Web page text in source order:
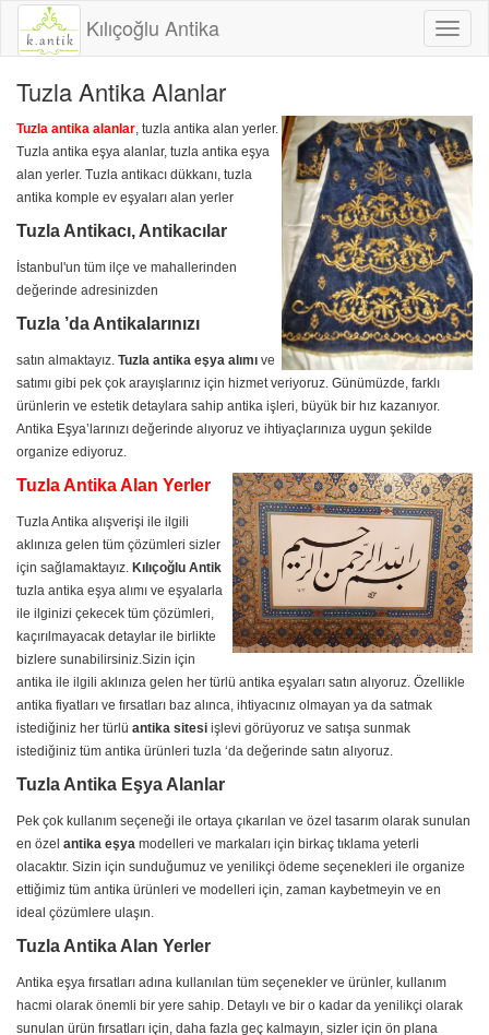
Kılıçoğlu Antika
Tuzla Antika Alanlar
Tuzla antika alanlar, tuzla antika alan yerler.
Tuzla antika eşya alanlar, tuzla antika eşya
alan yerler. Tuzla antikacı dükkanı, tuzla
antika komple ev eşyaları alan yerler
Tuzla Antikacı, Antikacılar
İstanbul'un tüm ilçe ve mahallerinden
değerinde adresinizden
Tuzla ’da Antikalarınızı
satın almaktayız. Tuzla antika eşya alımı ve
satımı gibi pek çok arayışlarınız için hizmet veriyoruz. Günümüzde, farklı
ürünlerin ve estetik detaylara sahip antika işleri, büyük bir hız kazanıyor.
Antika Eşya’larınızı değerinde alıyoruz ve ihtiyaçlarınıza uygun şekilde
organize ediyoruz.
Tuzla Antika Alan Yerler
Tuzla Antika alışverişi ile ilgili
aklınıza gelen tüm çözümleri sizler
için sağlamaktayız. Kılıçoğlu Antik
tuzla antika eşya alımı ve eşyalarla
ile ilginizi çekecek tüm çözümleri,
kaçırılmayacak detaylar ile birlikte
bizlere sunabilirsiniz.Sizin için
antika ile ilgili aklınıza gelen her türlü antika eşyaları satın alıyoruz. Özellikle
antika fiyatları ve fırsatları baz alınca, ihtiyacınız olmayan ya da satmak
istediğiniz her türlü antika sitesi işlevi görüyoruz ve satışa sunmak
istediğiniz tüm antika ürünleri tuzla ‘da değerinde satın alıyoruz.
Tuzla Antika Eşya Alanlar
Pek çok kullanım seçeneği ile ortaya çıkarılan ve özel tasarım olarak sunulan
en özel antika eşya modelleri ve markaları için birkaç tıklama yeterli
olacaktır. Sizin için sunduğumuz ve yenilikçi ödeme seçenekleri ile organize
ettiğimiz tüm antika ürünleri ve modelleri için, zaman kaybetmeyin ve en
ideal çözümlere ulaşın.
Tuzla Antika Alan Yerler
Antika eşya fırsatları adına kullanılan tüm seçenekler ve ürünler, kullanım
hacmi olarak önemli bir yere sahip. Detaylı ve bir o kadar da yenilikçi olarak
sunulan ürün fırsatları için, daha fazla geç kalmayın, sizler için ön plana